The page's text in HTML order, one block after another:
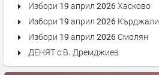
Избори 19 април 2026 Хасково
Избори 19 април 2026 Кърджали
Избори 19 април 2026 Смолян
ДЕНЯТ с В. Дремджиев